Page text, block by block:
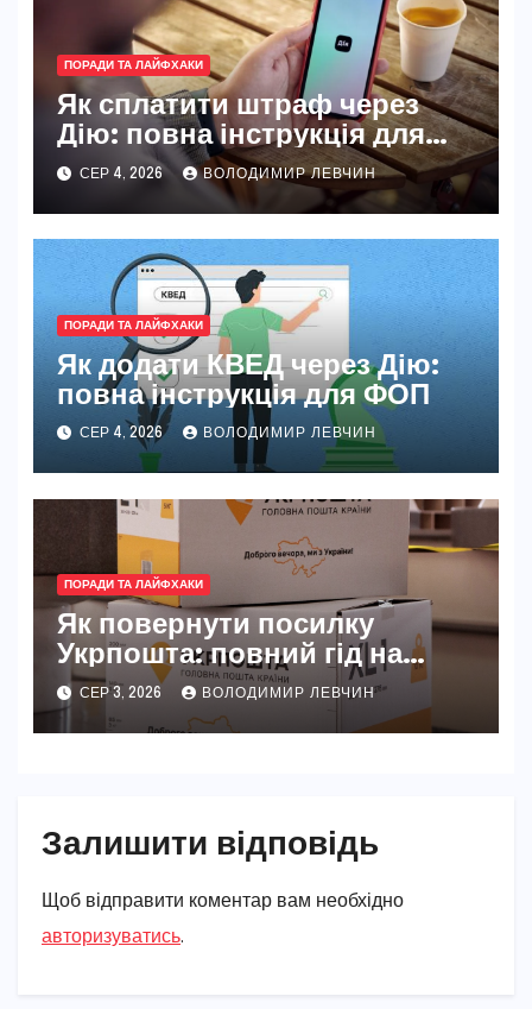
ПОРАДИ ТА ЛАЙФХАКИ
Як сплатити штраф через
Дію: повна інструкція для
новачків і досвідчених
СЕР 4, 2026 ВОЛОДИМИР ЛЕВЧИН
ПОРАДИ ТА ЛАЙФХАКИ
Як додати КВЕД через Дію:
повна інструкція для ФОП
СЕР 4, 2026 ВОЛОДИМИР ЛЕВЧИН
ПОРАДИ ТА ЛАЙФХАКИ
Як повернути посилку
Укрпошта: повний гід на
2026 рік
СЕР 3, 2026 ВОЛОДИМИР ЛЕВЧИН
Залишити відповідь
Щоб відправити коментар вам необхідно
авторизуватись.